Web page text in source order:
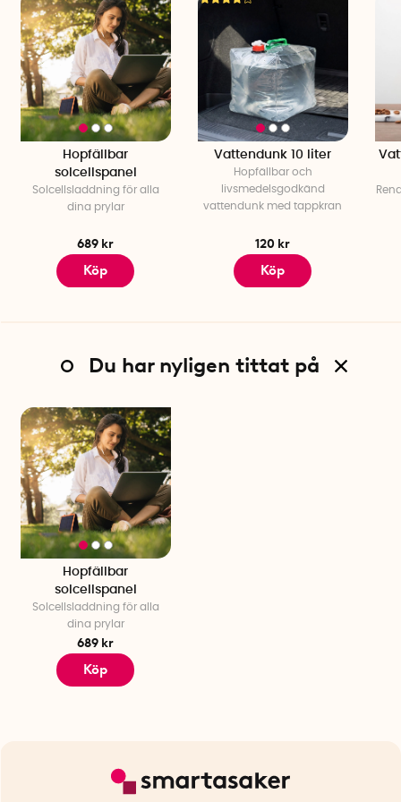
Hopfällbar
solcellspanel
Solcellsladdning för alla
dina prylar
689 kr
Köp
Vattendunk 10 liter
Hopfällbar och
livsmedelsgodkänd
vattendunk med tappkran
120 kr
Köp
Du har nyligen tittat på
Hopfällbar
solcellspanel
Solcellsladdning för alla
dina prylar
689 kr
Köp